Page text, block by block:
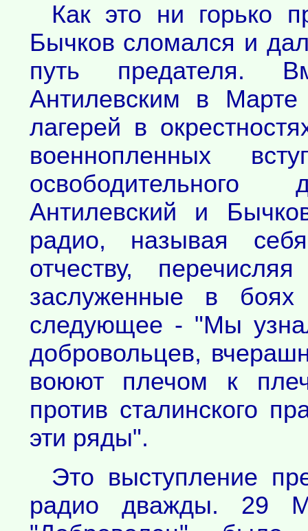
Как это ни горько
Бычков сломался и
путь предателя.
Антилевским в
лагерей в
военнопленных
освободительного
Антилевский и
радио, называя
отчеству,
заслуженные в
следующее - "Мы
добровольцев,
воюют плечом к
против сталинского
эти ряды".
Это выступление
радио дважды. 29